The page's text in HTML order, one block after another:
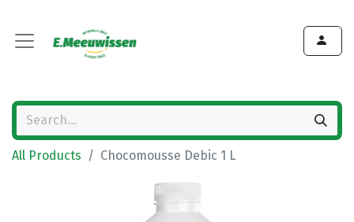
All Products Chocomousse Debic 1 L